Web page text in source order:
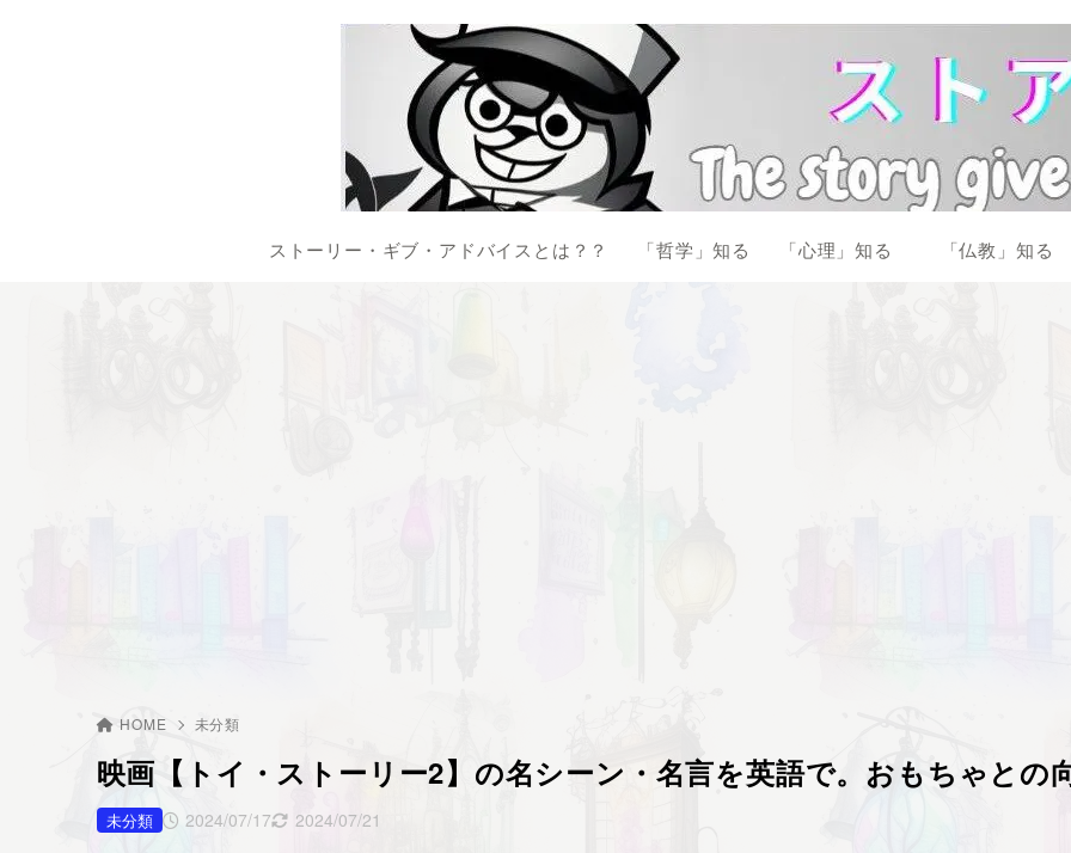
ストーリー・ギブ・アドバイスとは？？ 「哲学」知る 「心理」知る 「仏教」知る
HOME 未分類
映画【トイ・ストーリー2】の名シーン・名言を英語で。おもちゃとの
2024/07/17 2024/07/21
未分類